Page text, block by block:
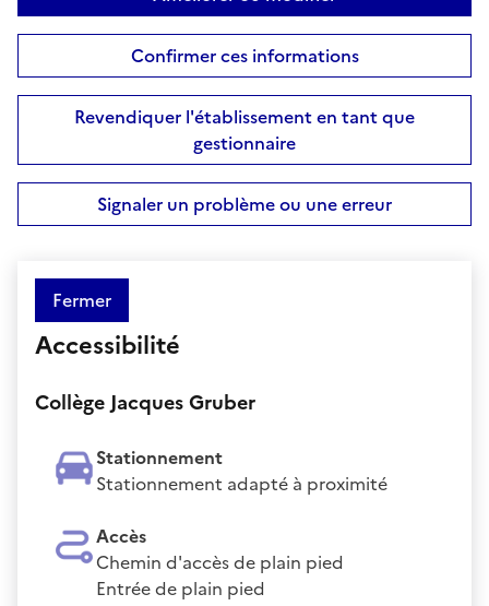
Confirmer ces informations
Revendiquer l'établissement en tant que
gestionnaire
Signaler un problème ou une erreur
Fermer
Accessibilité
Collège Jacques Gruber
Stationnement
Stationnement adapté à proximité
Accès
Chemin d'accès de plain pied
Entrée de plain pied